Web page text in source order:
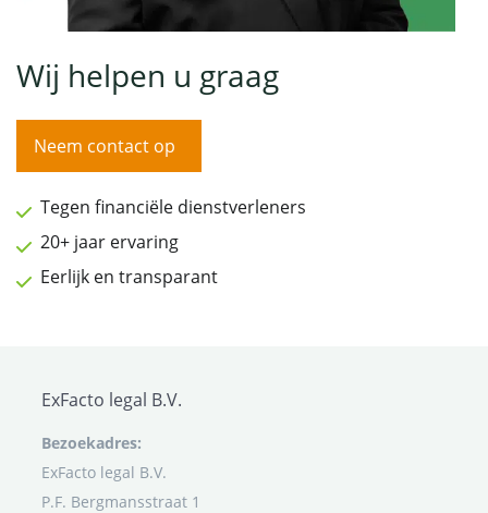
Wij helpen u graag
Neem contact op
Tegen financiële dienstverleners
20+ jaar ervaring
Eerlijk en transparant
ExFacto legal B.V.
Bezoekadres:
ExFacto legal B.V.
P.F. Bergmansstraat 1